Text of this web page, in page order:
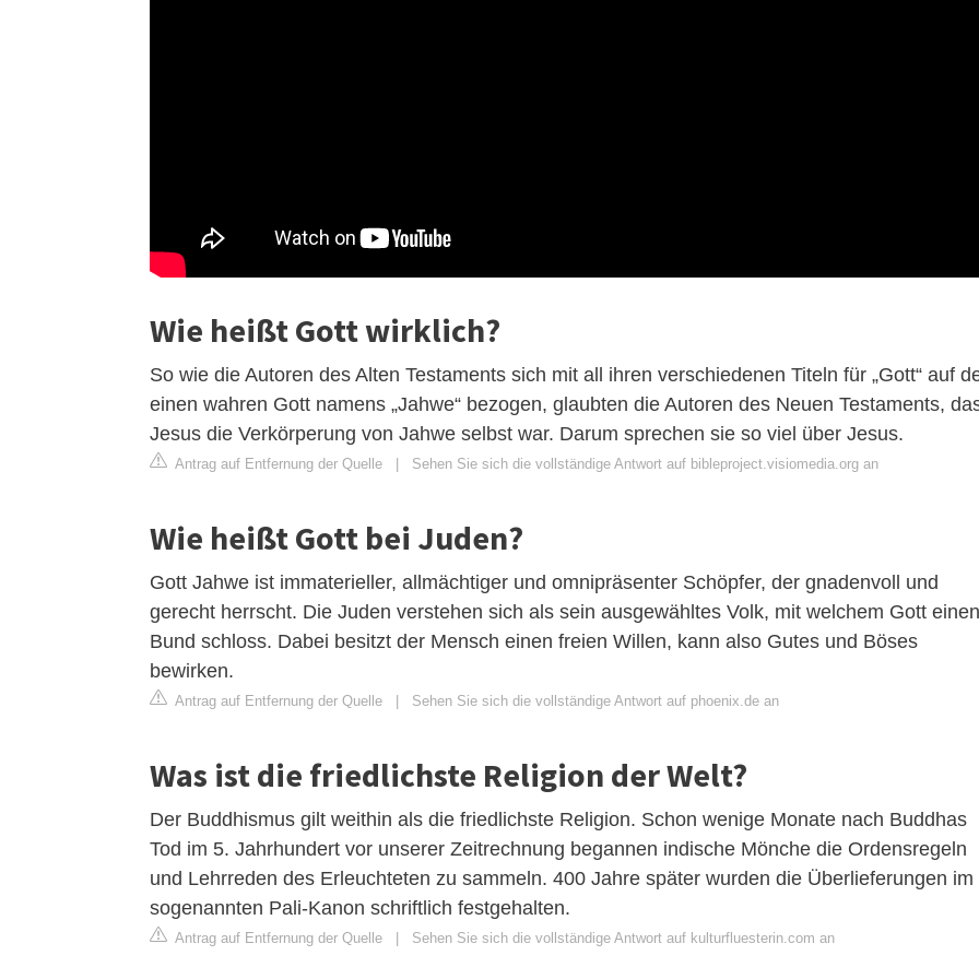
Wie heißt Gott wirklich?
So wie die Autoren des Alten Testaments sich mit all ihren verschiedenen Titeln für „Gott“ auf
einen wahren Gott namens „Jahwe“ bezogen, glaubten die Autoren des Neuen Testaments,
Jesus die Verkörperung von Jahwe selbst war. Darum sprechen sie so viel über Jesus.
Antrag auf Entfernung der Quelle | Sehen Sie sich die vollständige Antwort auf bibleproject.visiomedia.org an
Wie heißt Gott bei Juden?
Gott Jahwe ist immaterieller, allmächtiger und omnipräsenter Schöpfer, der gnadenvoll und
gerecht herrscht. Die Juden verstehen sich als sein ausgewähltes Volk, mit welchem Gott einen
Bund schloss. Dabei besitzt der Mensch einen freien Willen, kann also Gutes und Böses
bewirken.
Antrag auf Entfernung der Quelle | Sehen Sie sich die vollständige Antwort auf phoenix.de an
Was ist die friedlichste Religion der Welt?
Der Buddhismus gilt weithin als die friedlichste Religion. Schon wenige Monate nach Buddhas
Tod im 5. Jahrhundert vor unserer Zeitrechnung begannen indische Mönche die Ordensregeln
und Lehrreden des Erleuchteten zu sammeln. 400 Jahre später wurden die Überlieferungen im
sogenannten Pali-Kanon schriftlich festgehalten.
Antrag auf Entfernung der Quelle | Sehen Sie sich die vollständige Antwort auf kulturfluesterin.com an